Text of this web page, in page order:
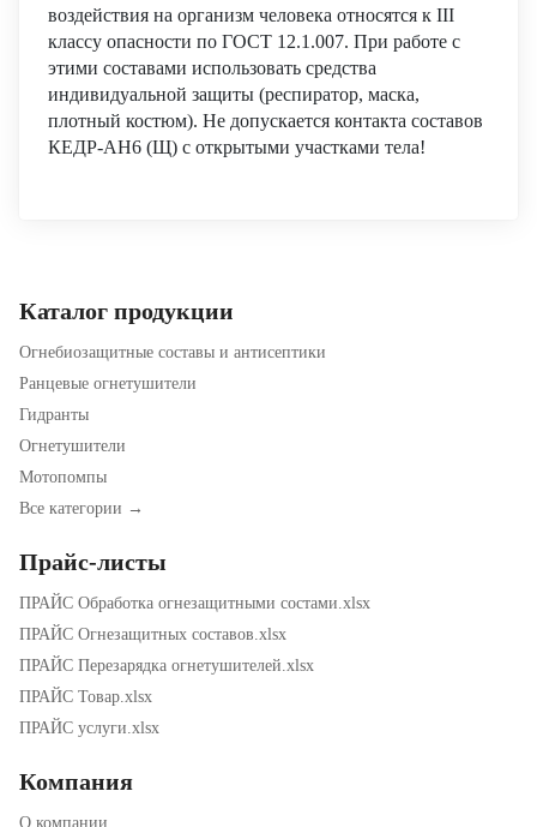
воздействия на организм человека относятся к III
классу опасности по ГОСТ 12.1.007. При работе с
этими составами использовать средства
индивидуальной защиты (респиратор, маска,
плотный костюм). Не допускается контакта составов
КЕДР-АН6 (Щ) с открытыми участками тела!
Каталог продукции
Огнебиозащитные составы и антисептики
Ранцевые огнетушители
Гидранты
Огнетушители
Мотопомпы
Все категории →
Прайс-листы
ПРАЙС Обработка огнезащитными состами.xlsx
ПРАЙС Огнезащитных составов.xlsx
ПРАЙС Перезарядка огнетушителей.xlsx
ПРАЙС Товар.xlsx
ПРАЙС услуги.xlsx
Компания
О компании